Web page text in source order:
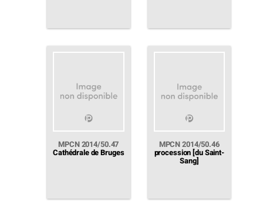
MPCN 2014/50.47
Cathédrale de Bruges
MPCN 2014/50.46
procession [du Saint-
Sang]